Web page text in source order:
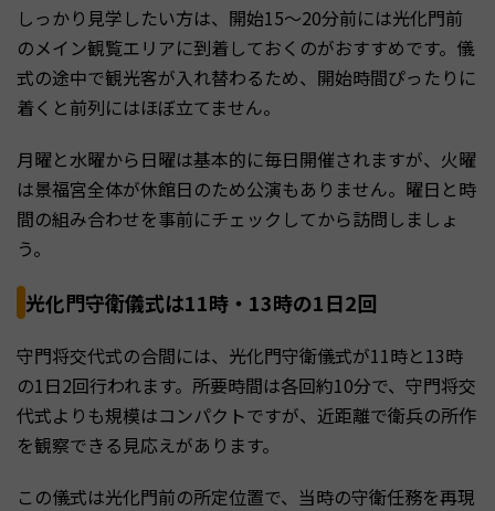
しっかり見学したい方は、開始15〜20分前には光化門前
のメイン観覧エリアに到着しておくのがおすすめです。儀
式の途中で観光客が入れ替わるため、開始時間ぴったりに
着くと前列にはほぼ立てません。
月曜と水曜から日曜は基本的に毎日開催されますが、火曜
は景福宮全体が休館日のため公演もありません。曜日と時
間の組み合わせを事前にチェックしてから訪問しましょ
う。
光化門守衛儀式は11時・13時の1日2回
守門将交代式の合間には、光化門守衛儀式が11時と13時
の1日2回行われます。所要時間は各回約10分で、守門将交
代式よりも規模はコンパクトですが、近距離で衛兵の所作
を観察できる見応えがあります。
この儀式は光化門前の所定位置で、当時の守衛任務を再現